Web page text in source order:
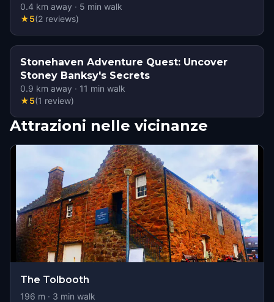
0.4 km away · 5 min walk
★5(2 reviews)
Stonehaven Adventure Quest: Uncover
Stoney Banksy's Secrets
0.9 km away · 11 min walk
★5(1 review)
Attrazioni nelle vicinanze
The Tolbooth
196 m · 3 min walk